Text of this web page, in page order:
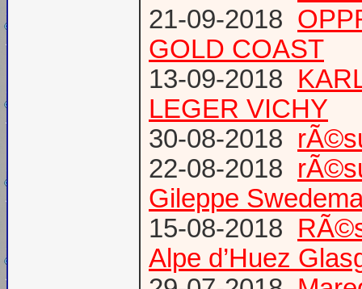
21-09-2018
GOLD COAST
13-09-2018
LEGER VICHY
30-08-2018
22-08-2018
Gileppe
15-08-2018
Alpe d’Huez